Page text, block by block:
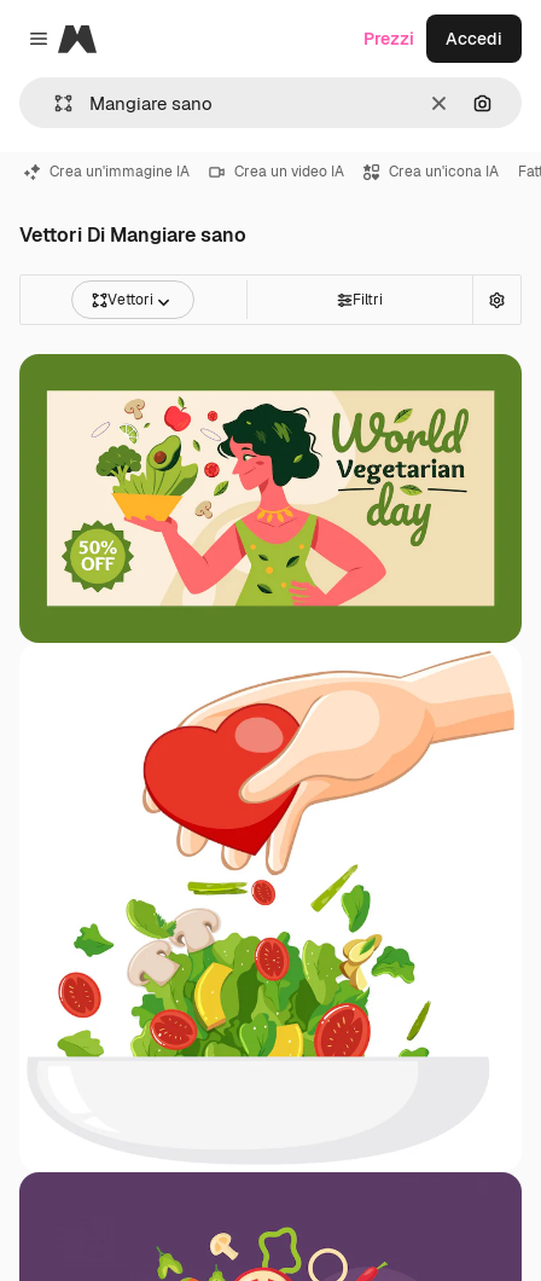
Close menu
Magnific
CancellaCerca
Prezzi Accedi
Crea un'immagine IA Crea un video IA Crea un'icona IA
Vettori Di Mangiare sano
Vettori Filtri